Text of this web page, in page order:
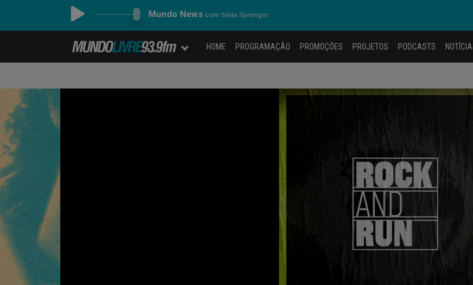
Mundo News com Silvia Sprenger
HOME PROGRAMAÇÃO PROMOÇÕES PROJETOS PODCASTS